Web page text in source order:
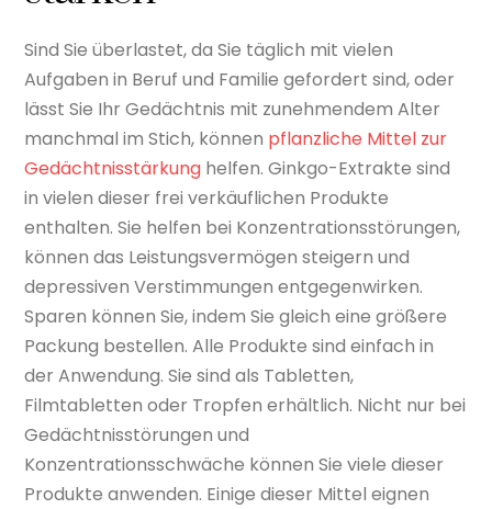
Sind Sie überlastet, da Sie täglich mit vielen
Aufgaben in Beruf und Familie gefordert sind, oder
lässt Sie Ihr Gedächtnis mit zunehmendem Alter
manchmal im Stich, können pflanzliche Mittel zur
Gedächtnisstärkung helfen. Ginkgo-Extrakte sind
in vielen dieser frei verkäuflichen Produkte
enthalten. Sie helfen bei Konzentrationsstörungen,
können das Leistungsvermögen steigern und
depressiven Verstimmungen entgegenwirken.
Sparen können Sie, indem Sie gleich eine größere
Packung bestellen. Alle Produkte sind einfach in
der Anwendung. Sie sind als Tabletten,
Filmtabletten oder Tropfen erhältlich. Nicht nur bei
Gedächtnisstörungen und
Konzentrationsschwäche können Sie viele dieser
Produkte anwenden. Einige dieser Mittel eignen